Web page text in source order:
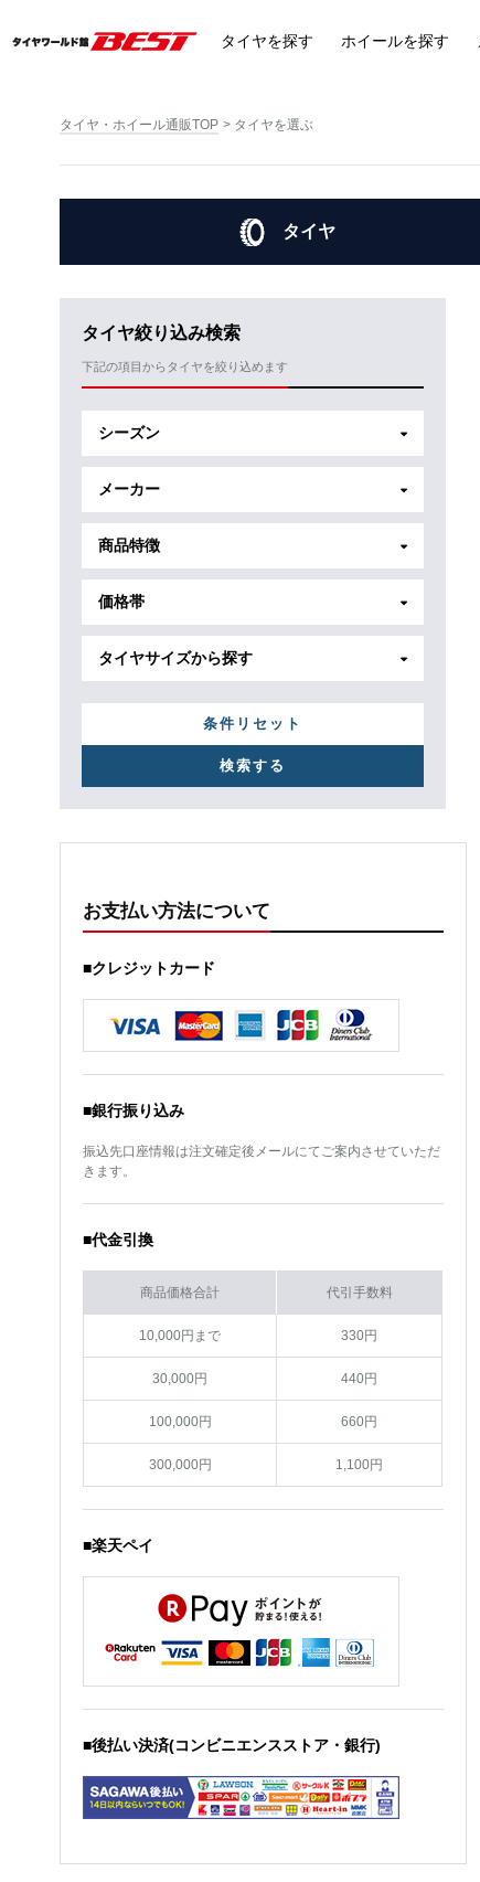
タイヤを探す ホイールを探す
タイヤ・ホイール通販TOP タイヤを選ぶ
タイヤ
タイヤ絞り込み検索
下記の項目からタイヤを絞り込めます
シーズン
メーカー
商品特徴
価格帯
タイヤサイズから探す
条件リセット
お支払い方法について
■クレジットカード
■銀行振り込み
振込先口座情報は注文確定後メールにてご案内させていただ
きます。
■代金引換
商品価格合計 代引手数料
10,000円まで 330円
30,000円 440円
100,000円 660円
300,000円 1,100円
■楽天ペイ
■後払い決済(コンビニエンスストア・銀行)